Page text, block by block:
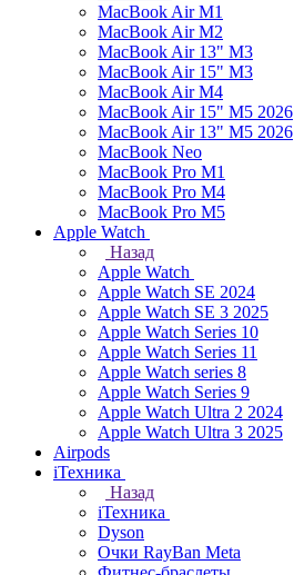
MacBook Air M1
MacBook Air M2
MacBook Air 13" M3
MacBook Air 15" M3
MacBook Air M4
MacBook Air 15" М5 2026
MacBook Air 13" М5 2026
MacBook Neo
MacBook Pro M1
MacBook Pro M4
MacBook Pro M5
Apple Watch
Назад
Apple Watch
Apple Watch SE 2024
Apple Watch SE 3 2025
Apple Watch Series 10
Apple Watch Series 11
Apple Watch series 8
Apple Watch Series 9
Apple Watch Ultra 2 2024
Apple Watch Ultra 3 2025
Airpods
iТехника
Назад
iТехника
Dyson
Очки RayBan Meta